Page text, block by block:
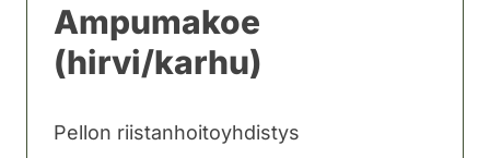
Ampumakoe
(hirvi/karhu)
Pellon riistanhoitoyhdistys